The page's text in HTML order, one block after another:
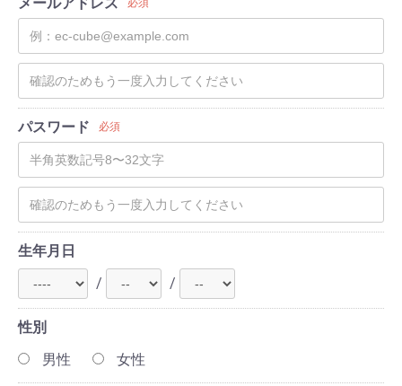
必須
パスワード 必須
生年月日
/
/
性別
男性
女性